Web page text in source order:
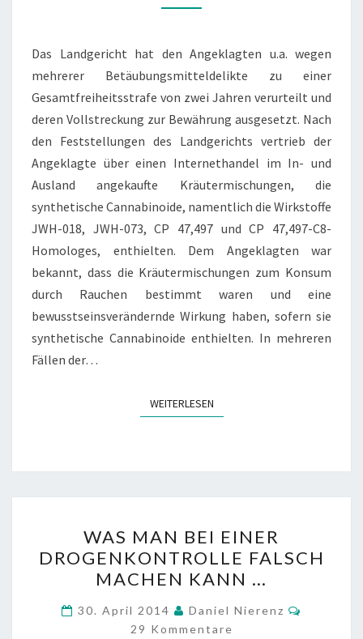
FÜR
SYNTHETISCHE
CANNABINOIDE
FEST
Das Landgericht hat den Angeklagten u.a. wegen
mehrerer Betäubungsmitteldelikte zu einer
Gesamtfreiheitsstrafe von zwei Jahren verurteilt und
deren Vollstreckung zur Bewährung ausgesetzt. Nach
den Feststellungen des Landgerichts vertrieb der
Angeklagte über einen Internethandel im In- und
Ausland angekaufte Kräutermischungen, die
synthetische Cannabinoide, namentlich die Wirkstoffe
JWH-018, JWH-073, CP 47,497 und CP 47,497-C8-
Homologes, enthielten. Dem Angeklagten war
bekannt, dass die Kräutermischungen zum Konsum
durch Rauchen bestimmt waren und eine
bewusstseinsverändernde Wirkung haben, sofern sie
synthetische Cannabinoide enthielten. In mehreren
Fällen der…
WEITERLESENWEITERLESEN
MAN
BEI
EINER
DROGENKONTROLLE
FALSCH
WAS MAN BEI EINER
DROGENKONTROLLE FALSCH
MACHEN KANN …
30. April 2014 Daniel Nierenz
29 Kommentare